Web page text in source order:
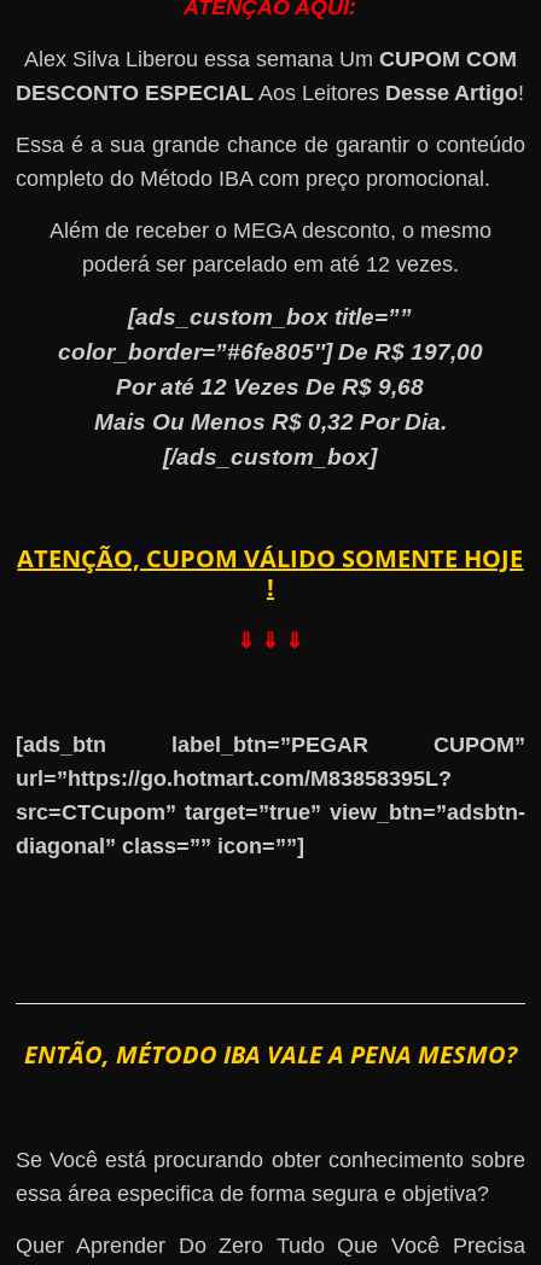
ATENÇÃO AQUI:
Alex Silva Liberou essa semana Um CUPOM COM
DESCONTO ESPECIAL Aos Leitores Desse Artigo!
Essa é a sua grande chance de garantir o conteúdo
completo do Método IBA com preço promocional.
Além de receber o MEGA desconto, o mesmo
poderá ser parcelado em até 12 vezes.
[ads_custom_box title=””
color_border=”#6fe805″] De R$ 197,00
Por até 12 Vezes De R$ 9,68
Mais Ou Menos R$ 0,32 Por Dia.
[/ads_custom_box]
ATENÇÃO, CUPOM VÁLIDO SOMENTE HOJE
!
⇓ ⇓ ⇓
[ads_btn label_btn=”PEGAR CUPOM”
url=”https://go.hotmart.com/M83858395L?
src=CTCupom” target=”true” view_btn=”adsbtn-
diagonal” class=”” icon=””]
ENTÃO, MÉTODO IBA VALE A PENA MESMO?
Se Você está procurando obter conhecimento sobre
essa área especifica de forma segura e objetiva?
Quer Aprender Do Zero Tudo Que Você Precisa